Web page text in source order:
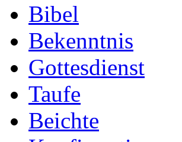
Bibel
Bekenntnis
Gottesdienst
Taufe
Beichte